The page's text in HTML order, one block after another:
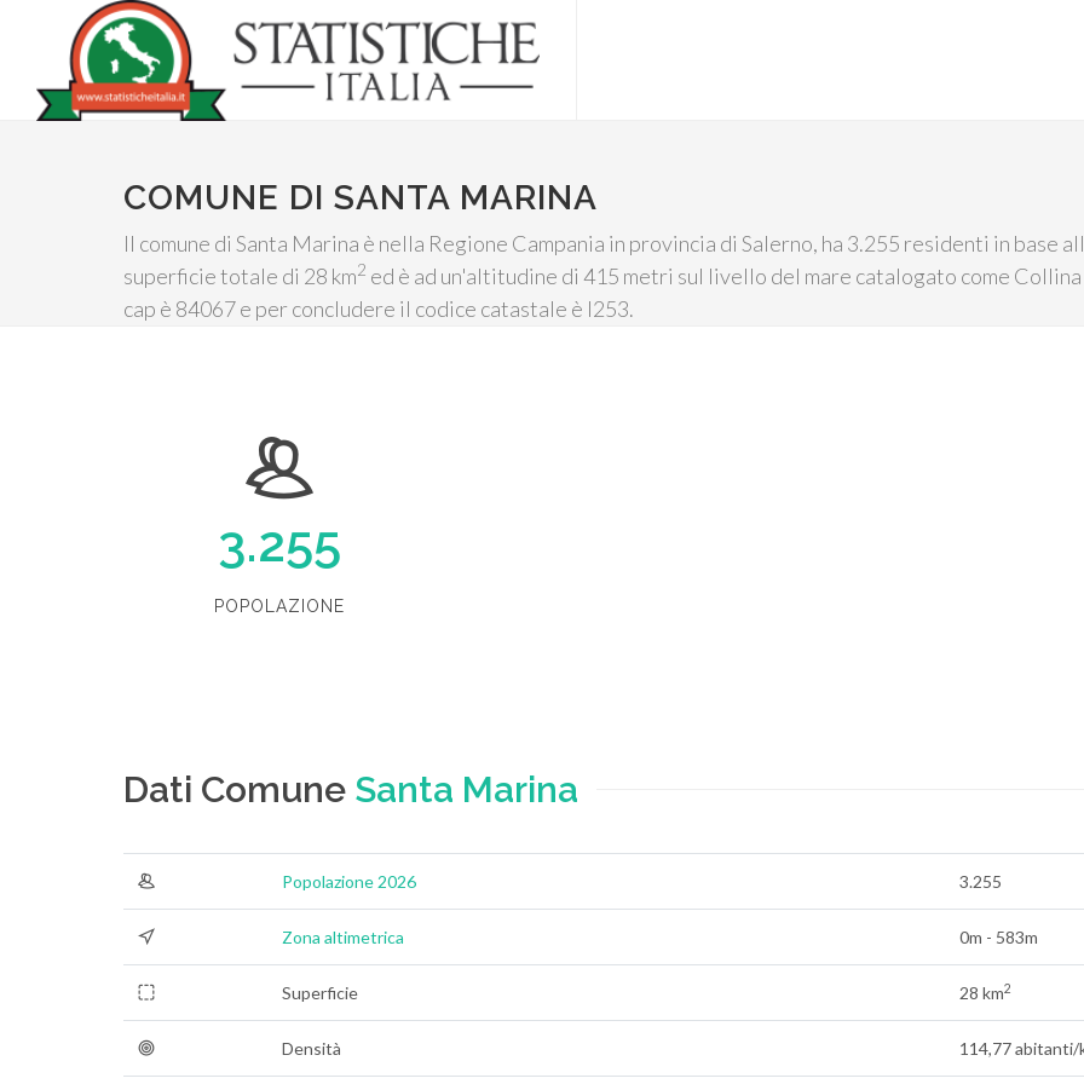
COMUNE DI SANTA MARINA
Il comune di Santa Marina è nella Regione Campania in provincia di Salerno, ha 3.255 residenti in base
superficie totale di 28 km2 ed è ad un'altitudine di 415 metri sul livello del mare catalogato come
cap è 84067 e per concludere il codice catastale è I253.
3.255
POPOLAZIONE
Dati Comune Santa Marina
Popolazione 2026 3.255
Zona altimetrica 0m - 583m
Superficie 28 km2
Densità 114,77 abitanti/